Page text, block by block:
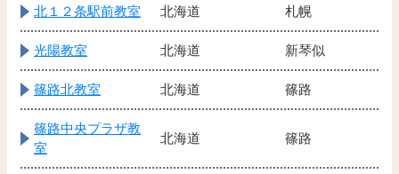
北１２条駅前教室 北海道 札幌
光陽教室 北海道 新琴似
篠路北教室 北海道 篠路
篠路中央プラザ教
室
北海道 篠路